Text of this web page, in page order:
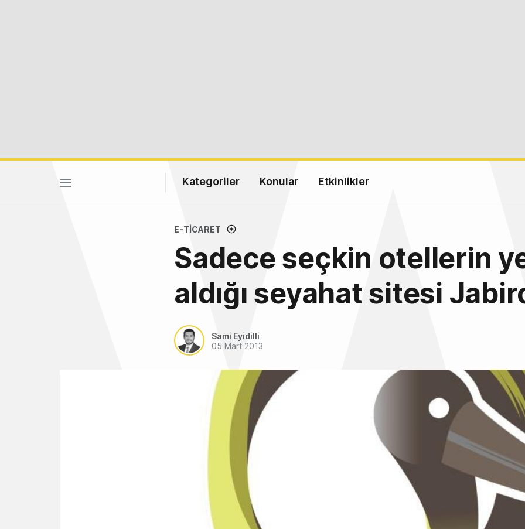
Kategoriler Konular Etkinlikler
E-TICARET
Sadece seçkin otellerin
aldığı seyahat sitesi
Sami Eyidilli
05 Mart 2013